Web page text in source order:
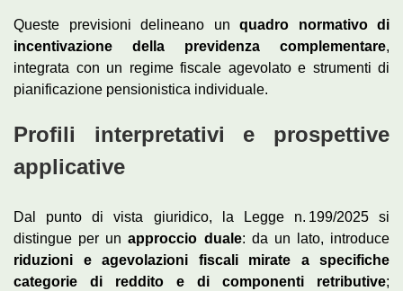
Queste previsioni delineano un quadro normativo di
incentivazione della previdenza complementare,
integrata con un regime fiscale agevolato e strumenti di
pianificazione pensionistica individuale.
Profili interpretativi e prospettive
applicative
Dal punto di vista giuridico, la Legge n. 199/2025 si
distingue per unapproccio duale: da un lato, introduce
riduzioni e agevolazioni fiscali mirate a specifiche
categorie di reddito e di componenti retributive;